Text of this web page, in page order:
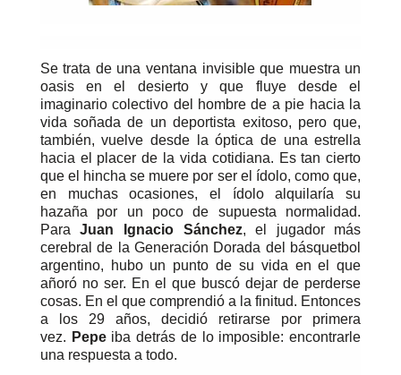
Se trata de una ventana invisible que muestra un
oasis en el desierto y que fluye desde el
imaginario colectivo del hombre de a pie hacia la
vida soñada de un deportista exitoso, pero que,
también, vuelve desde la óptica de una estrella
hacia el placer de la vida cotidiana. Es tan cierto
que el hincha se muere por ser el ídolo, como que,
en muchas ocasiones, el ídolo alquilaría su
hazaña por un poco de supuesta normalidad.
ParaJuan Ignacio Sánchez, el jugador más
cerebral de la Generación Dorada del básquetbol
argentino, hubo un punto de su vida en el que
añoró no ser. En el que buscó dejar de perderse
cosas. En el que comprendió a la finitud. Entonces
a los 29 años, decidió retirarse por primera
vez. Pepeiba detrás de lo imposible: encontrarle
una respuesta a todo.